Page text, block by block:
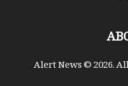
Alert News © 2026.